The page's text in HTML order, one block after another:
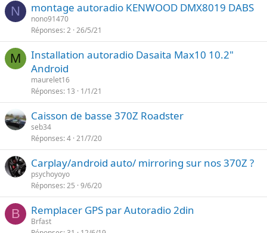
N montage autoradio KENWOOD DMX8019 DABS
nono91470
Réponses 2 26/5/21
M
Installation autoradio Dasaita Max10 10.2"
Android
maurelet16
Réponses 13 1/1/21
Caisson de basse 370Z Roadster
seb34
Réponses 4 21/7/20
Carplay/android auto/ mirroring sur nos 370Z ?
psychoyoyo
Réponses 25 9/6/20
B Remplacer GPS par Autoradio 2din
Brfast